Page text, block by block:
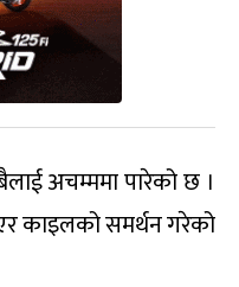
अचम्ममा पारेको छ ।
काइलको समर्थन गरेको